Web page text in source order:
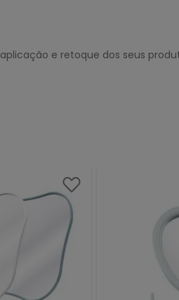
e retoque dos seus